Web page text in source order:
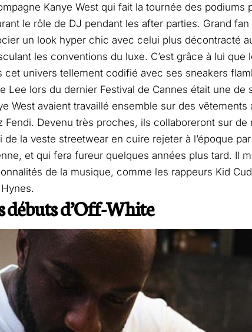
Kanye West qui fait la tournée des podiums
le rôle de DJ pendant les after parties. Grand
un look hyper chic avec celui plus décontracté
les conventions du luxe. C’est grâce à lui que
cet univers tellement codifié avec ses sneakers
Lee lors du dernier Festival de Cannes était une de
West avaient travaillé ensemble sur des vêtements
Fendi. Devenu très proches, ils collaboreront sur
de la veste streetwear en cuire rejeter à l’époque
et qui fera fureur quelques années plus tard. Il
de la musique, comme les rappeurs Kid
débuts d’Off-White